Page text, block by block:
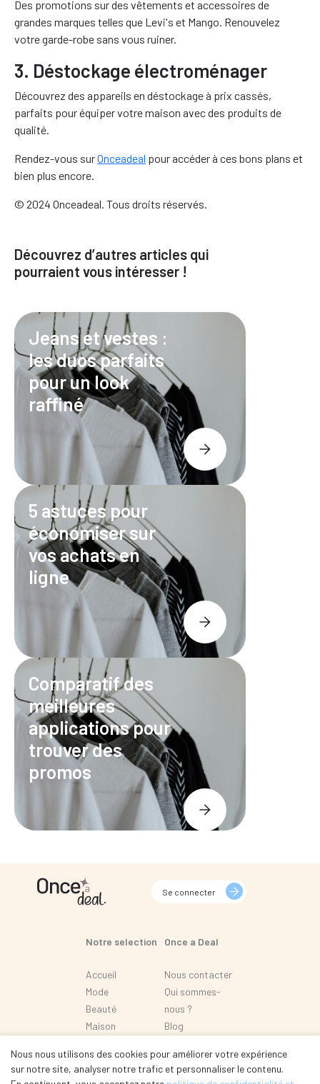
Des promotions sur des vêtements et accessoires de
grandes marques telles que Levi's et Mango. Renouvelez
votre garde-robe sans vous ruiner.
3. Déstockage électroménager
Découvrez des appareils en déstockage à prix cassés,
parfaits pour équiper votre maison avec des produits de
qualité.
Rendez-vous surOnceadeal pour accéder à ces bons plans et
bien plus encore.
© 2024 Onceadeal. Tous droits réservés.
Découvrez d’autres articles qui
pourraient vous intéresser !
Jeans et vestes :
les duos parfaits
pour un look
raffiné
5 astuces pour
économiser sur
vos achats en
ligne
Comparatif des
meilleures
applications pour
trouver des
promos
Nous nous utilisons des cookies pour améliorer votre expérience
sur notre site, analyser notre trafic et personnaliser le contenu.
Se connecter
Notre selection
Accueil
Mode
Beauté
Maison
Automobile
Once a Deal
Nous contacter
Qui sommes-
nous ?
Blog